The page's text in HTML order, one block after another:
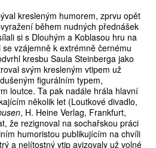
kresleným humorem, zprvu opět
během nudných přednášek
si s Dlouhým a Koblasou hru na
vzájemně k extrémně černému
kresbu Saula Steinberga jako
svým kresleným vtipem už
figurálním typem,
loutce. Ta pak nadále hrála hlavní
několik let (Loutkové divadlo,
, H. Heine Verlag, Frankfurt,
že rezignoval na sochařskou práci
humoristou publikujícím na chvíli
a nelítostný vtip avizovaly už volné